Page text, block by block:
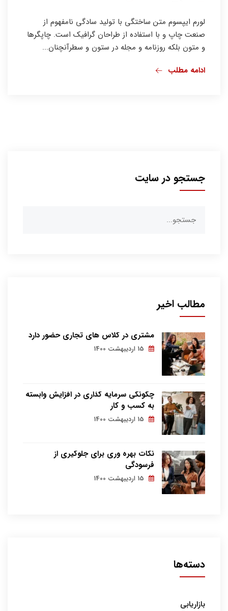
لورم ایپسوم متن ساختگی با تولید سادگی نامفهوم از
صنعت چاپ و با استفاده از طراحان گرافیک است. چاپگرها
و متون بلکه روزنامه و مجله در ستون و سطرآنچنان...
ادامه مطلب
جستجو در سایت
برای:
مطالب اخیر
مشتری در کلاس های تجاری حضور دارد
چگونگی سرمایه گذاری در افزایش وابسته
به کسب و کار
نکات بهره وری برای جلوگیری از
فرسودگی
دسته‌ها
بازاریابی